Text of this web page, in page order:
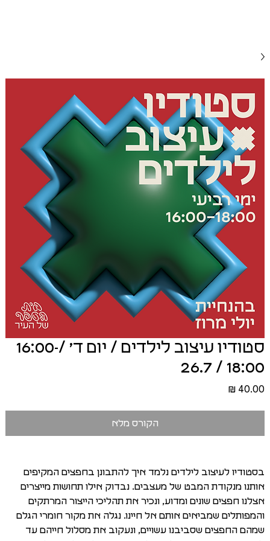
סטודיו עיצוב לילדים / יום ד׳ /16:00-
18:00 / 26.7
מחיר
הקורס מלא
בסטודיו לעיצוב לילדים נלמד איך להתבונן בחפצים המקיפים
אותנו מנקודת המבט של מעצבים. נבדוק אילו תחושות מייצרים
אצלנו חפצים שונים ומדוע, ונכיר את תהליכי הייצור המרתקים
והמפותלים שמביאים אותם אל חיינו. נגלה את מקור חומרי הגלם
שמהם החפצים שסביבנו עשויים, ונעקוב את מסלול חייהם עד